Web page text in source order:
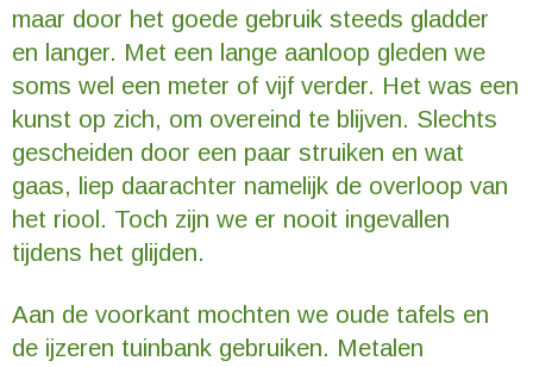
maar door het goede gebruik steeds gladder
en langer. Met een lange aanloop gleden we
soms wel een meter of vijf verder. Het was een
kunst op zich, om overeind te blijven. Slechts
gescheiden door een paar struiken en wat
gaas, liep daarachter namelijk de overloop van
het riool. Toch zijn we er nooit ingevallen
tijdens het glijden.
Aan de voorkant mochten we oude tafels en
de ijzeren tuinbank gebruiken. Metalen